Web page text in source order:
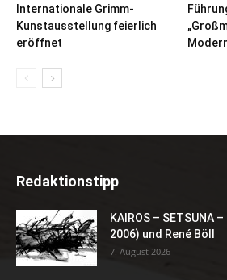
Internationale Grimm-
Kunstausstellung feierlich
eröffnet
Redaktionstipp
KAIROS – SETSUNA
2006) und René Böll
7. August 2026